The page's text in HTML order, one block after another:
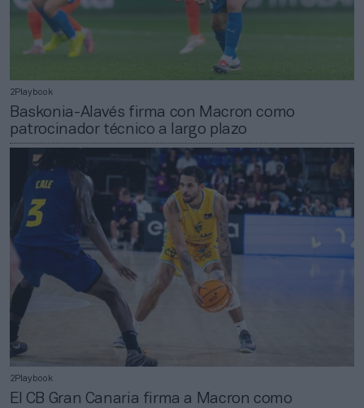
2Playbook
Baskonia-Alavés firma con Macron como
patrocinador técnico a largo plazo
2Playbook
El CB Gran Canaria firma a Macron como